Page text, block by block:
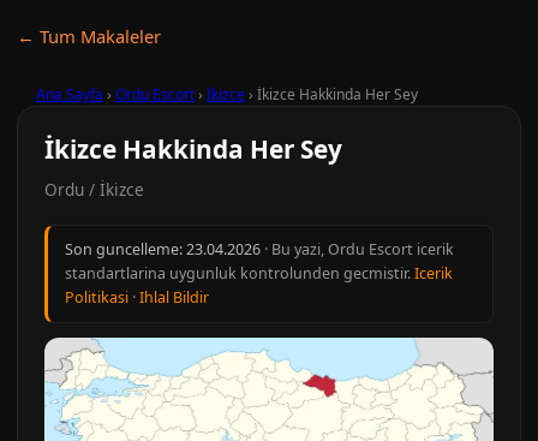
← Tum Makaleler
Ana Sayfa › Ordu Escort› İkizce› İkizce Hakkinda Her Sey
İkizce Hakkinda Her Sey
Ordu / İkizce
Son guncelleme:23.04.2026 · Bu yazi, Ordu Escort icerik
standartlarina uygunluk kontrolunden gecmistir.Icerik
Politikasi ·Ihlal Bildir